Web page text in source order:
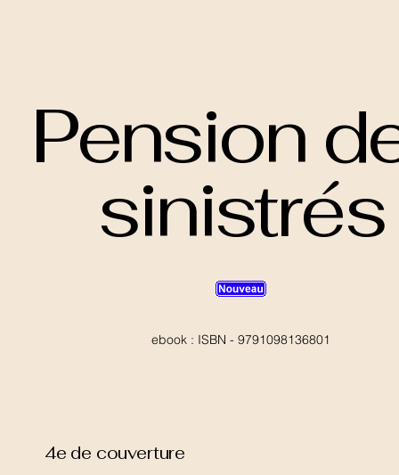
Pension
sinistrés
ebook : ISBN - 9791098136801
4e de couverture